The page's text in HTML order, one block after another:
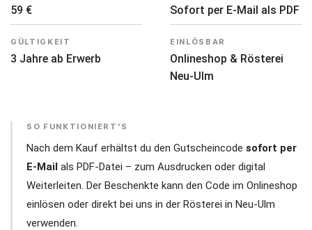
59 € Sofort per E-Mail als PDF
GÜLTIGKEIT
3 Jahre ab Erwerb
EINLÖSBAR
Onlineshop & Rösterei
Neu-Ulm
SO FUNKTIONIERT'S
Nach dem Kauf erhältst du den Gutscheincode sofort per
E-Mail als PDF-Datei – zum Ausdrucken oder digital
Weiterleiten. Der Beschenkte kann den Code im Onlineshop
einlösen oder direkt bei uns in der Rösterei in Neu-Ulm
verwenden.